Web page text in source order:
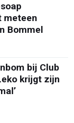
meteen
Bommel
bij Club
krijgt zijn